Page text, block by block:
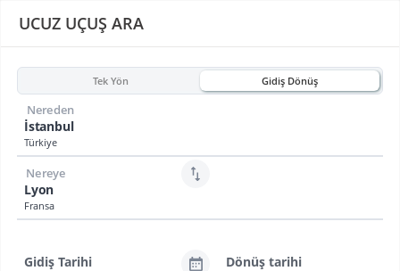
UCUZ UÇUŞ ARA
Tek Yön Gidiş Dönüş
İstanbul
Türkiye
Nereden
Lyon
Fransa
Nereye
Gidiş Tarihi Dönüş tarihi